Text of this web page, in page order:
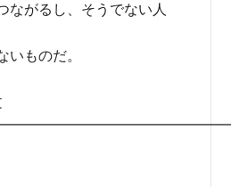
ながるし、そうでない人
いものだ。